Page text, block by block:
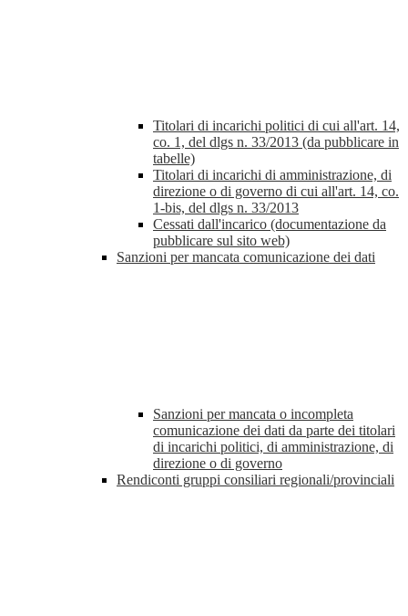
Titolari di incarichi politici di cui all'art. 14,
co. 1, del dlgs n. 33/2013 (da pubblicare in
tabelle)
Titolari di incarichi di amministrazione, di
direzione o di governo di cui all'art. 14, co.
1-bis, del dlgs n. 33/2013
Cessati dall'incarico (documentazione da
pubblicare sul sito web)
Sanzioni per mancata comunicazione dei dati
Sanzioni per mancata o incompleta
comunicazione dei dati da parte dei titolari
di incarichi politici, di amministrazione, di
direzione o di governo
Rendiconti gruppi consiliari regionali/provinciali